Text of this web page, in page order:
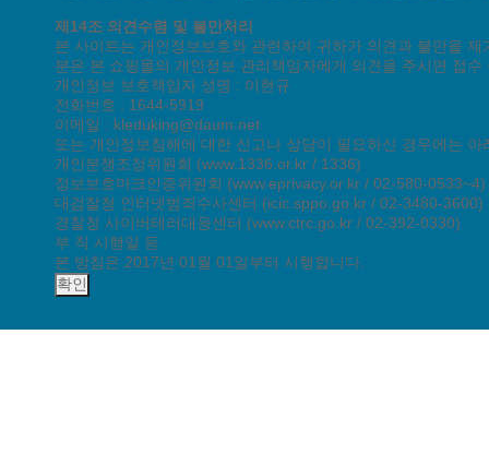
제14조 의견수렴 및 불만처리
본 사이트는 개인정보보호와 관련하여 귀하가 의견과 불만을
분은 본 쇼핑몰의 개인정보 관리책임자에게 의견을 주시면 접
개인정보 보호책임자 성명 : 이현규
전화번호 : 1644-5919
이메일 : kleduking@daum.net
또는 개인정보침해에 대한 신고나 상담이 필요하신 경우에는
개인분쟁조정위원회 (www.1336.or.kr / 1336)
정보보호마크인증위원회 (www.eprivacy.or.kr / 02-580-0533~4)
대검찰청 인터넷범죄수사센터 (icic.sppo.go.kr / 02-3480-3600)
경찰청 사이버테러대응센터 (www.ctrc.go.kr / 02-392-0330)
부 칙 시행일 등
본 방침은 2017년 01월 01일부터 시행합니다.
확인